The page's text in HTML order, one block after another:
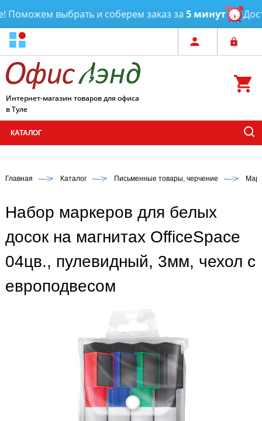
выбрать и соберем заказ за5 минут
Интернет-магазин товаров для офиса
в Туле
КАТАЛОГ
Главная Каталог Письменные товары, черчение
Набор маркеров для белых
досок на магнитах OfficeSpace
04цв., пулевидный, 3мм, чехол с
европодвесом